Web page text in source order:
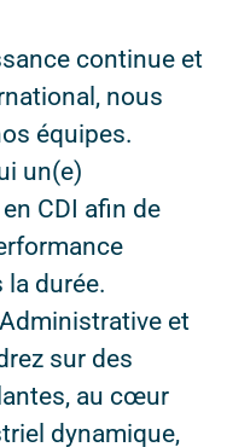
continue et
nous
équipes.
un(e)
CDI afin de
durée.
et
sur des
au cœur
dynamique,